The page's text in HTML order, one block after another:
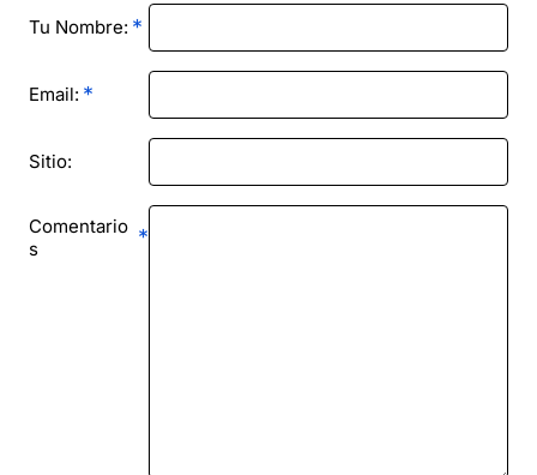
Tu Nombre:
Email:
Sitio:
Comentario
s